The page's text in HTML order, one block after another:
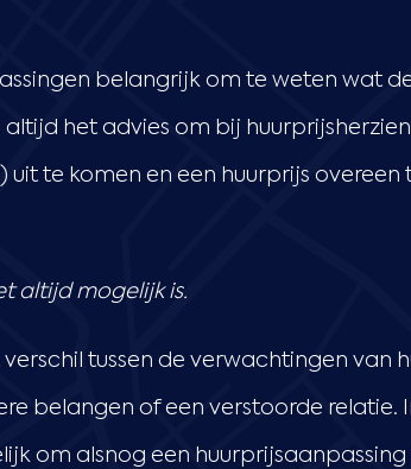
belangrijk om te weten wat
altijd het advies om bij
uit te komen en een huurprijs
altijd mogelijk is.
tussen de verwachtingen van
belangen of een verstoorde relatie.
om alsnog een